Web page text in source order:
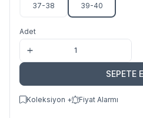
37-38 39-40
Adet
SEPETE
Koleksiyon + Fiyat Alarmı